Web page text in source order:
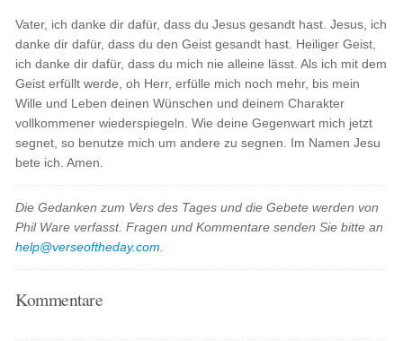
Vater, ich danke dir dafür, dass du Jesus gesandt hast. Jesus, ich
danke dir dafür, dass du den Geist gesandt hast. Heiliger Geist,
ich danke dir dafür, dass du mich nie alleine lässt. Als ich mit dem
Geist erfüllt werde, oh Herr, erfülle mich noch mehr, bis mein
Wille und Leben deinen Wünschen und deinem Charakter
vollkommener wiederspiegeln. Wie deine Gegenwart mich jetzt
segnet, so benutze mich um andere zu segnen. Im Namen Jesu
bete ich. Amen.
Die Gedanken zum Vers des Tages und die Gebete werden von
Phil Ware verfasst. Fragen und Kommentare senden Sie bitte an
help@verseoftheday.com
Kommentare